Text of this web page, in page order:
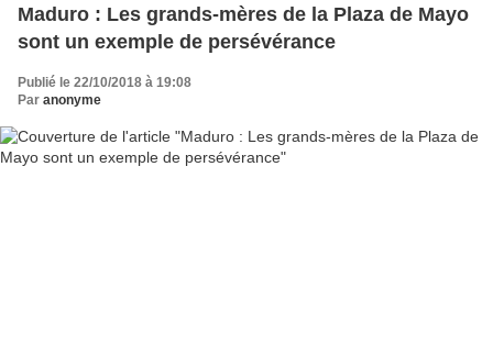
Maduro : Les grands-mères de la Plaza de Mayo
sont un exemple de persévérance
Publié le 22/10/2018 à 19:08
Par anonyme